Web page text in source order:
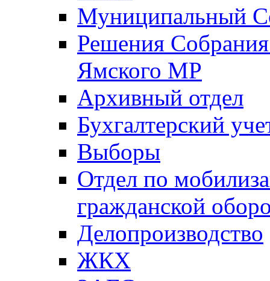
Муниципальный
Решения
Ямского МР
Архивный отдел
Бухгалтерский
Выборы
Отдел по
гражданской
Делопроизводство
ЖКХ